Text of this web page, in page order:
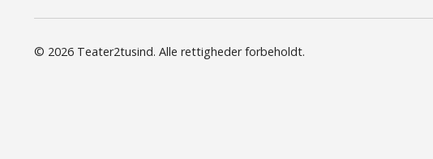
© 2026 Teater2tusind. Alle rettigheder forbeholdt.